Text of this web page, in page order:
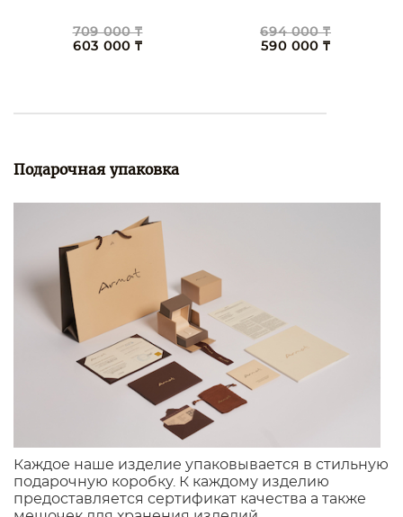
709 000 ₸
603 000 ₸
694 000 ₸
590 000 ₸
Подарочная упаковка
Каждое наше изделие упаковывается в стильную
подарочную коробку. К каждому изделию
предоставляется сертификат качества а также